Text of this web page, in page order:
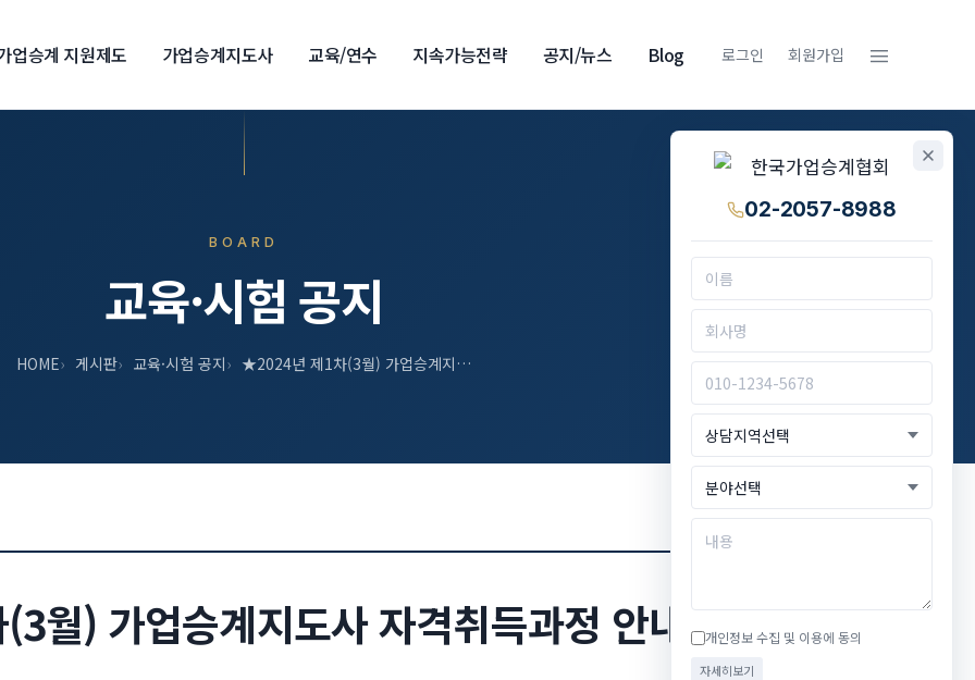
업승계 지원제도 가업승계지도사 교육/연수 지속가능전략 공지/뉴스 Blog 로그인 회원가입 ≡
BOARD
교육·시험 공지
HOME 게시판 교육·시험 공지 ★2024년 제1차(3월) 가업승계지…
월) 가업승계지도사 자격취득과정 안내 및
02-2057-8988
개인정보 수집 및 이용에 동의
자세히보기